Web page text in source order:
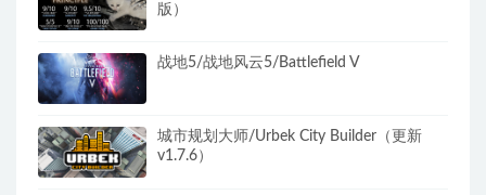
版）
战地5/战地风云5/Battlefield V
城市规划大师/Urbek City Builder（更新
v1.7.6）